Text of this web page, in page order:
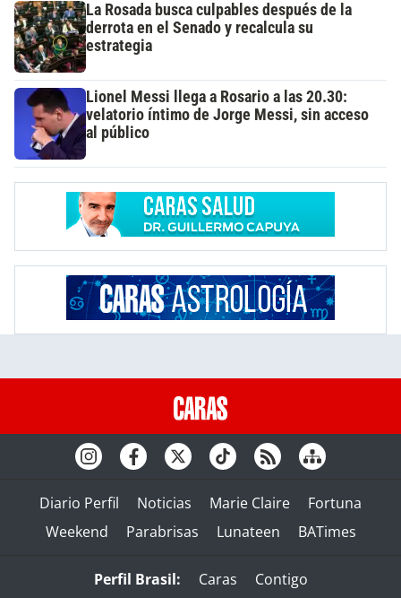
La Rosada busca culpables después de la
derrota en el Senado y recalcula su
estrategia
Lionel Messi llega a Rosario a las 20.30:
velatorio íntimo de Jorge Messi, sin acceso
al público
Diario Perfil Noticias Marie Claire
Fortuna
Weekend
Parabrisas Lunateen BATimes
Perfil Brasil: Caras Contigo